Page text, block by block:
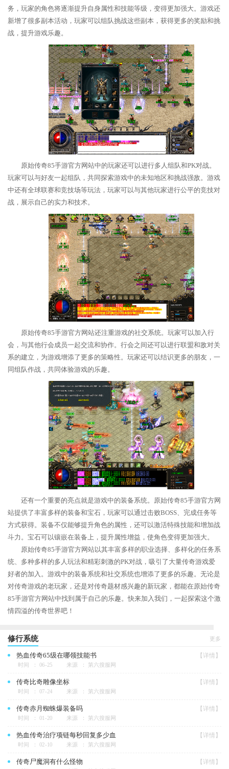
务，玩家的角色将逐渐提升自身属性和技能等级，变得更加强大。游戏还
新增了很多副本活动，玩家可以组队挑战这些副本，获得更多的奖励和挑
战，提升游戏乐趣。
原始传奇85手游官方网站中的玩家还可以进行多人组队和PK对战。
玩家可以与好友一起组队，共同探索游戏中的未知地区和挑战强敌。游戏
中还有全球联赛和竞技场等玩法，玩家可以与其他玩家进行公平的竞技对
战，展示自己的实力和技术。
原始传奇85手游官方网站还注重游戏的社交系统。玩家可以加入行
会，与其他行会成员一起交流和协作。行会之间还可以进行联盟和敌对关
系的建立，为游戏增添了更多的策略性。玩家还可以结识更多的朋友，一
同组队作战，共同体验游戏的乐趣。
还有一个重要的亮点就是游戏中的装备系统。原始传奇85手游官方网
站提供了丰富多样的装备和宝石，玩家可以通过击败BOSS、完成任务等
方式获得。装备不仅能够提升角色的属性，还可以激活特殊技能和增加战
斗力。宝石可以镶嵌在装备上，提升属性增益，使角色变得更加强大。
原始传奇85手游官方网站以其丰富多样的职业选择、多样化的任务系
统、多种多样的多人玩法和精彩刺激的PK对战，吸引了大量传奇游戏爱
好者的加入。游戏中的装备系统和社交系统也增添了更多的乐趣。无论是
对传奇游戏的老玩家，还是对传奇题材感兴趣的新玩家，都能在原始传奇
85手游官方网站中找到属于自己的乐趣。快来加入我们，一起探索这个激
情四溢的传奇世界吧！
修行系统 更多
热血传奇65级在哪领技能书 【详情】
时间 ： 06-25 来源 ： 第六搜服网
传奇比奇雕像坐标 【详情】
时间 ： 07-24 来源 ： 第六搜服网
传奇赤月蜘蛛爆装备吗 【详情】
时间 ： 01-20 来源 ： 第六搜服网
热血传奇治疗项链每秒回复多少血 【详情】
时间 ： 02-10 来源 ： 第六搜服网
传奇尸魔洞有什么怪物 【详情】